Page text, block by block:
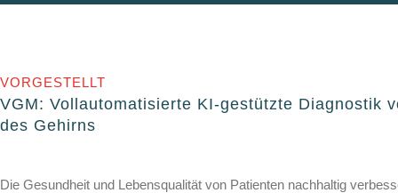
VORGESTELLT
VGM: Vollautomatisierte KI-gestützte Diagnostik
des Gehirns
Die Gesundheit und Lebensqualität von Patienten nachhaltig